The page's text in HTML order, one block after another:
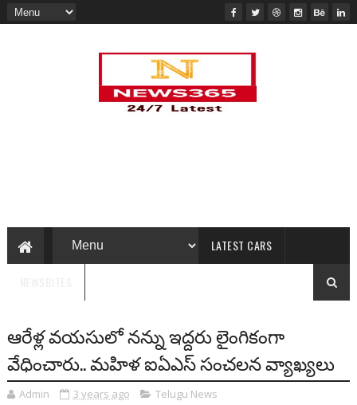
LATEST CARS
ఆరేళ్ల వయసులో నన్ను ఇద్దరు లైంగికంగా
వేధించారు.. మహిళ ఐఏఎస్ సంచలన వ్యాఖ్యలు
Admin 3 years ago Telugu News